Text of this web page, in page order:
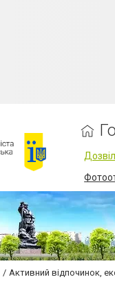
Активний відпочинок,